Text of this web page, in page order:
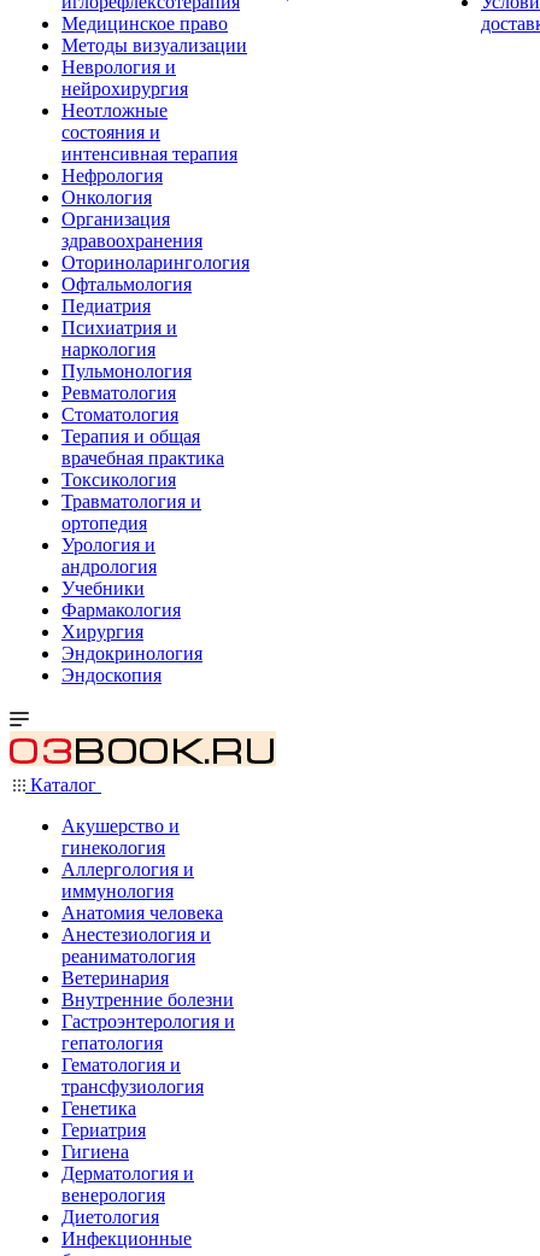
Медицинское право
Методы визуализации
Неврология и
нейрохирургия
Неотложные
состояния и
интенсивная терапия
Нефрология
Онкология
Организация
здравоохранения
Оториноларингология
Офтальмология
Педиатрия
Психиатрия и
наркология
Пульмонология
Ревматология
Стоматология
Терапия и общая
врачебная практика
Токсикология
Травматология и
ортопедия
Урология и
андрология
Учебники
Фармакология
Хирургия
Эндокринология
Эндоскопия
Каталог
Акушерство и
гинекология
Аллергология и
иммунология
Анатомия человека
Анестезиология и
реаниматология
Ветеринария
Внутренние болезни
Гастроэнтерология и
гепатология
Гематология и
трансфузиология
Генетика
Гериатрия
Гигиена
Дерматология и
венерология
Диетология
Инфекционные